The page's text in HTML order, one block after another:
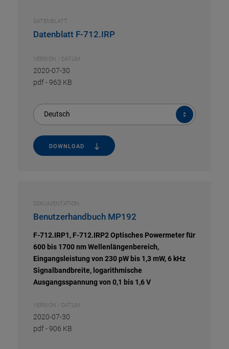
DATENBLATT
Datenblatt F-712.IRP
VERSION / DATUM
2020-07-30
pdf-963 KB
Deutsch
DOWNLOAD
DOKUMENTATION
Benutzerhandbuch MP192
F-712.IRP1, F-712.IRP2 Optisches Powermeter für
600 bis 1700 nm Wellenlängenbereich,
Eingangsleistung von 230 pW bis 1,3 mW, 6 kHz
Signalbandbreite, logarithmische
Ausgangsspannung von 0,1 bis 1,6 V
VERSION / DATUM
2020-07-30
pdf-906 KB